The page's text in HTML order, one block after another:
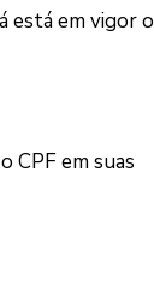
está em vigor o
CPF em suas